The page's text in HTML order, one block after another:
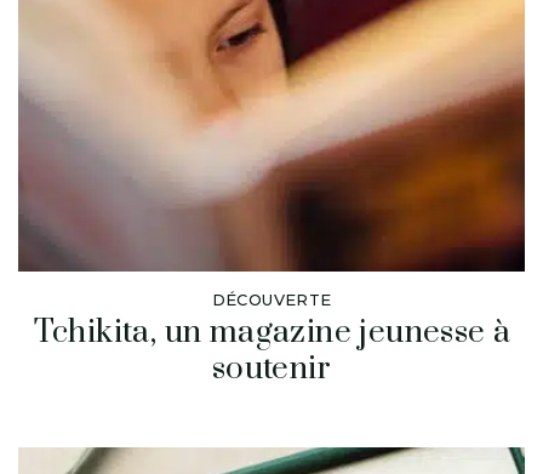
DÉCOUVERTE
Tchikita, un magazine jeunesse à
soutenir